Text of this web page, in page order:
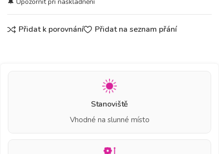
Přidat k porovnání Přidat na seznam přání
Stanoviště
Vhodné na slunné místo